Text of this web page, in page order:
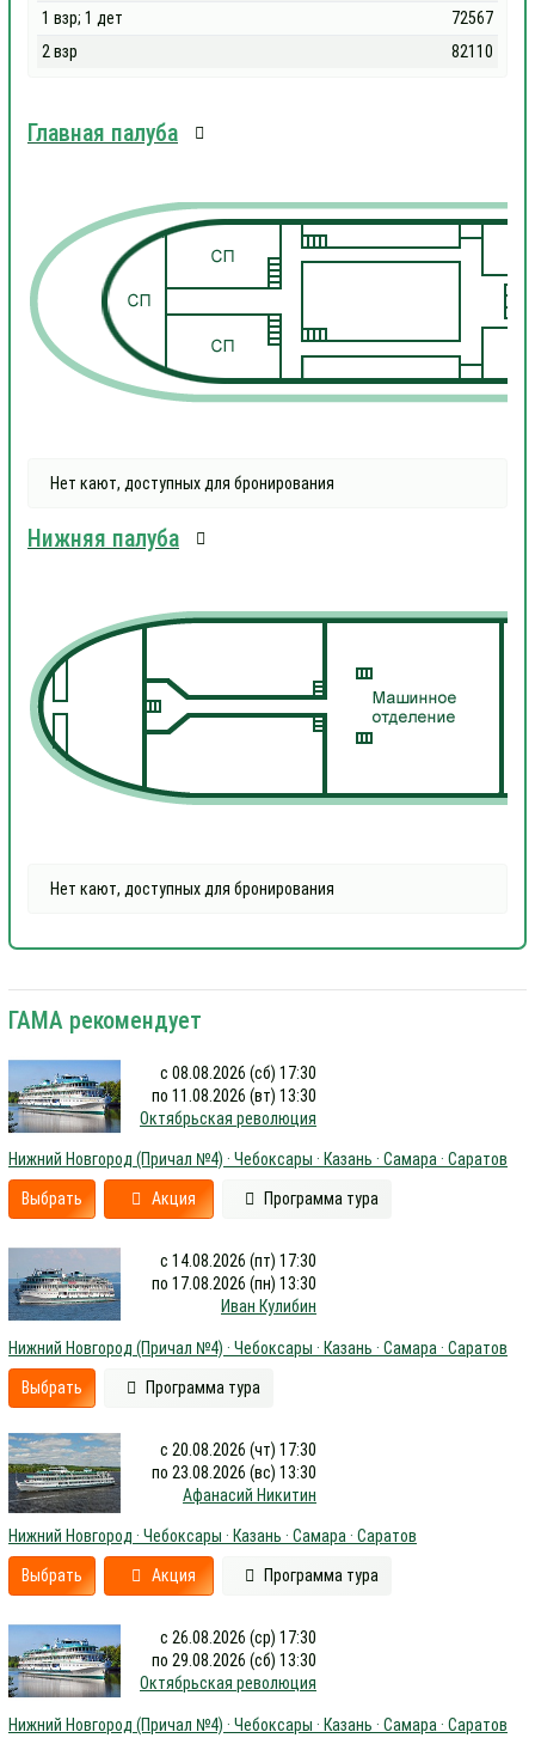
1 взр; 1 дет
72567
2 взр
82110
Главная палуба
Нет кают, доступных для бронирования
Нижняя палуба
Нет кают, доступных для бронирования
ГАМА рекомендует
с 08.08.2026 (сб) 17:30
по 11.08.2026 (вт) 13:30
Октябрьская революция
Нижний Новгород (Причал №4) · Чебоксары · Казань · Самара · Саратов
Выбрать Акция Программа тура
с 14.08.2026 (пт) 17:30
по 17.08.2026 (пн) 13:30
Иван Кулибин
Нижний Новгород (Причал №4) · Чебоксары · Казань · Самара · Саратов
Выбрать Программа тура
с 20.08.2026 (чт) 17:30
по 23.08.2026 (вс) 13:30
Афанасий Никитин
Нижний Новгород · Чебоксары · Казань · Самара · Саратов
Выбрать Акция Программа тура
с 26.08.2026 (ср) 17:30
по 29.08.2026 (сб) 13:30
Октябрьская революция
Нижний Новгород (Причал №4) · Чебоксары · Казань · Самара · Саратов